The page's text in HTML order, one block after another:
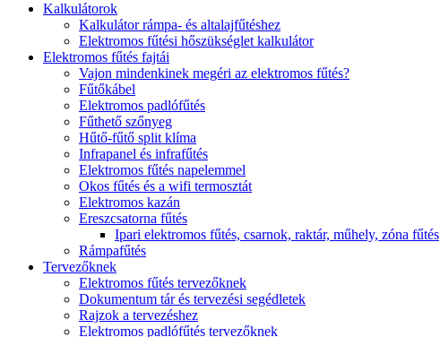
Kalkulátorok
Kalkulátor rámpa- és altalajfűtéshez
Elektromos fűtési hőszükséglet kalkulátor
Elektromos fűtés fajtái
Vajon mindenkinek megéri az elektromos fűtés?
Fűtőkábel
Elektromos padlófűtés
Fűthető szőnyeg
Hűtő-fűtő split klíma
Infrapanel és infrafűtés
Elektromos fűtés napelemmel
Okos fűtés és a wifi termosztát
Elektromos kazán
Ereszcsatorna fűtés
Ipari elektromos fűtés, csarnok, raktár, műhely, zóna fűtés
Rámpafűtés
Tervezőknek
Elektromos fűtés tervezőknek
Dokumentum tár és tervezési segédletek
Rajzok a tervezéshez
Elektromos padlófűtés tervezőknek